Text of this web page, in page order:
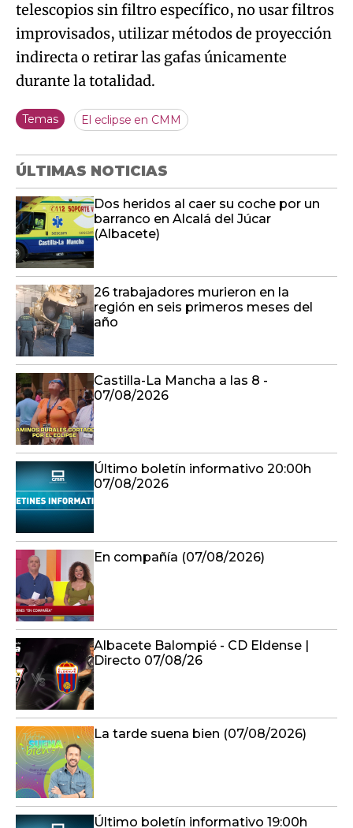
telescopios sin filtro específico, no usar filtros
improvisados, utilizar métodos de proyección
indirecta o retirar las gafas únicamente
durante la totalidad.
Temas El eclipse en CMM
ÚLTIMAS NOTICIAS
Dos heridos al caer su coche por un
barranco en Alcalá del Júcar
(Albacete)
26 trabajadores murieron en la
región en seis primeros meses del
año
Castilla-La Mancha a las 8 -
07/08/2026
Último boletín informativo 20:00h
07/08/2026
En compañía (07/08/2026)
Albacete Balompié - CD Eldense |
Directo 07/08/26
La tarde suena bien (07/08/2026)
Último boletín informativo 19:00h